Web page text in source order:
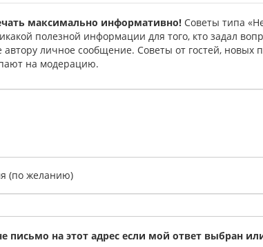
максимально информативно! Советы типа
полезной информации для того, кто задал
личное сообщение. Советы от гостей, новых
на модерацию.
(по желанию)
письмо на этот адрес если мой ответ выбран